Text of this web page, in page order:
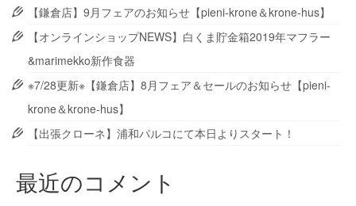
【鎌倉店】9月フェアのお知らせ【pieni-krone＆krone-hus】
【オンラインショップNEWS】白くま貯金箱2019年マフラー
&marimekko新作食器
※7/28更新※【鎌倉店】8月フェア＆セールのお知らせ【pieni-
krone＆krone-hus】
【出張クローネ】浦和パルコにて本日よりスタート！
最近のコメント